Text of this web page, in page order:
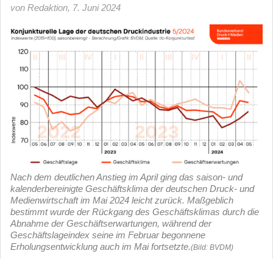
von Redaktion, 7. Juni 2024
Nach dem deutlichen Anstieg im April ging das saison- und
kalenderbereinigte Geschäftsklima der deutschen Druck- und
Medienwirtschaft im Mai 2024 leicht zurück. Maßgeblich
bestimmt wurde der Rückgang des Geschäftsklimas durch die
Abnahme der Geschäftserwartungen, während der
Geschäftslageindex seine im Februar begonnene
Erholungsentwicklung auch im Mai fortsetzte.(Bild: BVDM)